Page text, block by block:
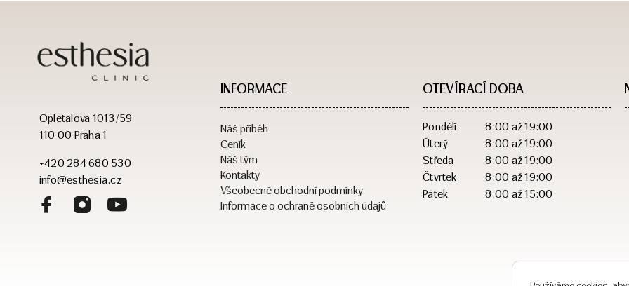
Opletalova 1013/59
110 00 Praha 1
+420 284 680 530
info@esthesia.cz
INFORMACE
Náš příběh
Ceník
Náš tým
Kontakty
Všeobecné obchodní podmínky
Informace o ochraně osobních údajů
OTEVÍRACÍ DOBA​
Pondělí
Úterý
Středa
Čtvrtek
Pátek
8:00 až 19:00
8:00 až 19:00
8:00 až 19:00
8:00 až 19:00
8:00 až 15:00